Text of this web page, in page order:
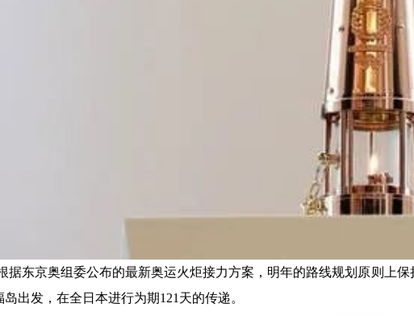
据东京奥组委公布的最新奥运火炬接力方案，明年的路线规划原则上
岛出发，在全日本进行为期121天的传递。